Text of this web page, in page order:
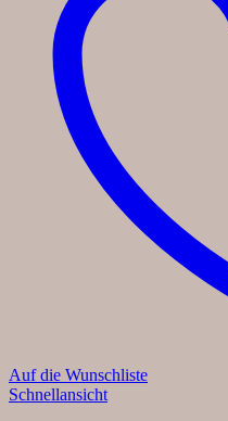
Auf die Wunschliste
Schnellansicht